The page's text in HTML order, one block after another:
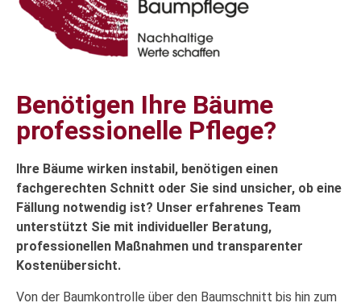
Benötigen Ihre Bäume
professionelle Pflege?
Ihre Bäume wirken instabil, benötigen einen
fachgerechten Schnitt oder Sie sind unsicher, ob eine
Fällung notwendig ist? Unser erfahrenes Team
unterstützt Sie mit individueller Beratung,
professionellen Maßnahmen und transparenter
Kostenübersicht.
Von der Baumkontrolle über den Baumschnitt bis hin zum